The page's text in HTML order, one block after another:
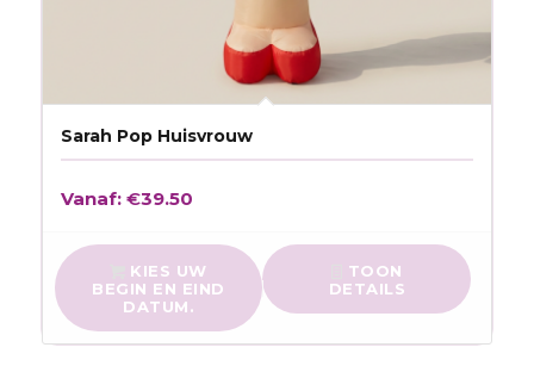
Sarah Pop Huisvrouw
Vanaf: €39.50
KIES UW
BEGIN EN EIND
DATUM.
TOON
DETAILS